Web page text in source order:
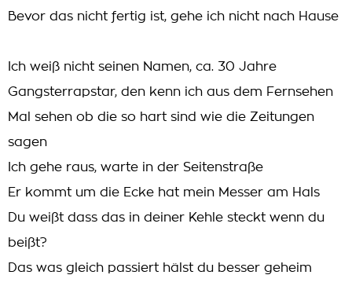
Bevor das nicht fertig ist, gehe ich nicht nach Hause
Ich weiß nicht seinen Namen, ca. 30 Jahre
Gangsterrapstar, den kenn ich aus dem Fernsehen
Mal sehen ob die so hart sind wie die Zeitungen
sagen
Ich gehe raus, warte in der Seitenstraße
Er kommt um die Ecke hat mein Messer am Hals
Du weißt dass das in deiner Kehle steckt wenn du
beißt?
Das was gleich passiert hälst du besser geheim